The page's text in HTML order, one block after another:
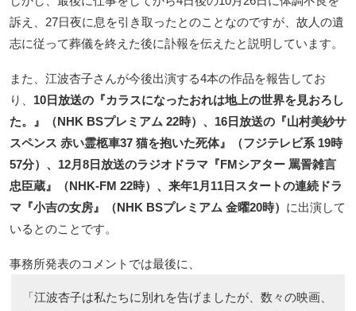
訴え、27日夜に息を引き取ったとのことなのですが、故人の遺
志に従って葬儀を終えた後に訃報を伝えたと説明しています。
また、江波杏子さんが今後出演する4本の作品を報告してお
り、 10日放送の『カラスになったおれは地上の世界を見おろし
た。』（NHK BSプレミアム 22時）、16日放送の『山村美紗サ
スペンス 赤い霊柩車37 猫を抱いた死体』（フジテレビ系 19時
57分）、12月8日放送のラジオドラマ『FMシアター 罵詈雑言
忠臣蔵』（NHK-FM 22時）、来年1月11日スタートの連続ドラ
マ『小吉の女房』（NHK BSプレミアム 金曜20時） に出演して
いるとのことです。
事務所発表のコメントでは最後に、
「江波杏子は私たちに別れを告げましたが、数々の映画、